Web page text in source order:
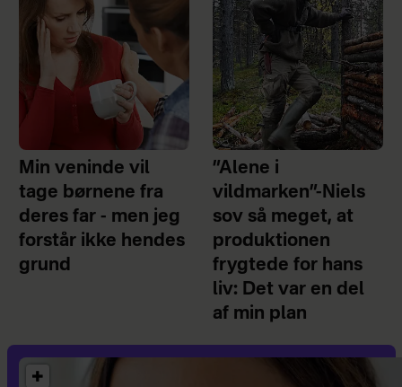
Min veninde vil
tage børnene fra
deres far - men jeg
forstår ikke hendes
grund
”Alene i
vildmarken”-Niels
sov så meget, at
produktionen
frygtede for hans
liv: Det var en del
af min plan